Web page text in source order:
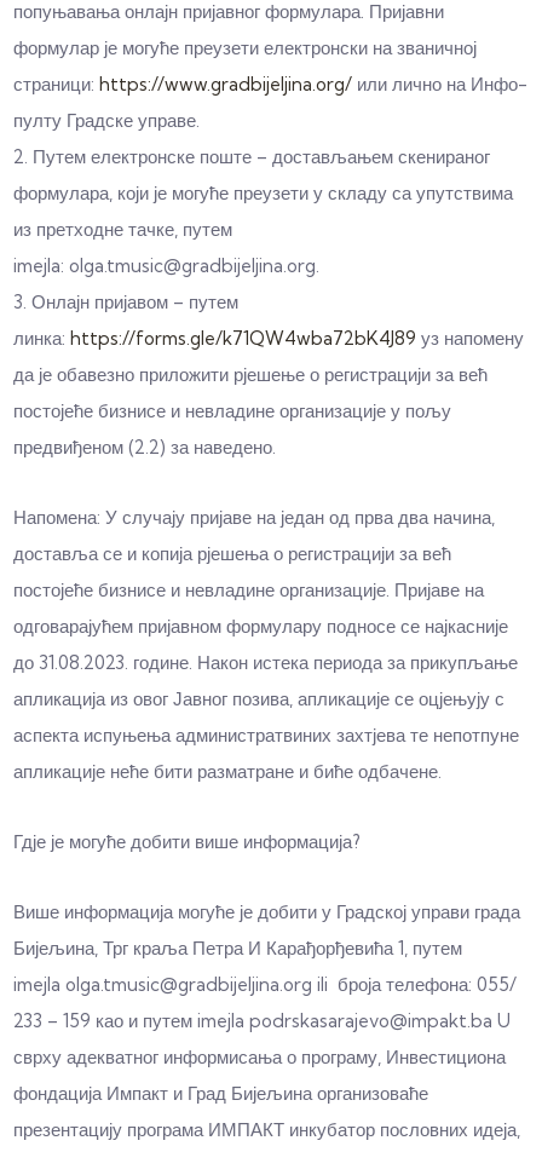
попуњавања онлајн пријавног формулара. Пријавни
формулар је могуће преузети електронски на званичној
страници:https://www.gradbijeljina.org/ или лично на Инфо-
пулту Градске управе.
2. Путем електронске поште – достављањем скенираног
формулара, који је могуће преузети у складу са упутствима
из претходне тачке, путем
imejla: olga.tmusic@gradbijeljina.org.
3. Онлајн пријавом – путем
линка:https://forms.gle/k71QW4wba72bK4J89 уз напомену
да је обавезно приложити рјешење о регистрацији за већ
постојеће бизнисе и невладине организације у пољу
предвиђеном (2.2) за наведено.
Напомена: У случају пријаве на један од прва два начина,
доставља се и копија рјешења о регистрацији за већ
постојеће бизнисе и невладине организације. Пријаве на
одговарајућем пријавном формулару подносе се најкасније
до 31.08.2023. године. Након истека периода за прикупљање
апликација из овог Јавног позива, апликације се оцјењују с
аспекта испуњења администратвиних захтјева те непотпуне
апликације неће бити разматране и биће одбачене.
Гд‌је је могуће добити више информација?
Више информација могуће је добити у Градској управи града
Бијељина, Трг краља Петра И Карађорђевића 1, путем
imejla olga.tmusic@gradbijeljina.org ili броја телефона: 055/
233 – 159 као и путем imejla podrskasarajevo@impakt.ba U
сврху адекватног информисања о програму, Инвестициона
фондација Импакт и Град Бијељина организоваће
презентацију програма ИМПАКТ инкубатор пословних идеја,